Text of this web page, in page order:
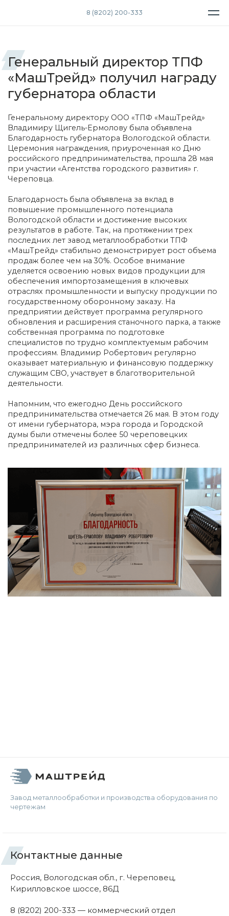
8 (8202) 200-333
Генеральный директор ТПФ
«МашТрейд» получил награду
губернатора области
Генеральному директору ООО «ТПФ «МашТрейд»
Владимиру Щигель-Ермолову была объявлена
Благодарность губернатора Вологодской области.
Церемония награждения, приуроченная ко Дню
российского предпринимательства, прошла 28 мая
при участии «Агентства городского развития» г.
Череповца.
Благодарность была объявлена за вклад в
повышение промышленного потенциала
Вологодской области и достижение высоких
результатов в работе. Так, на протяжении трех
последних лет завод металлообработки ТПФ
«МашТрейд» стабильно демонстрирует рост объема
продаж более чем на 30%. Особое внимание
уделяется освоению новых видов продукции для
обеспечения импортозамещения в ключевых
отраслях промышленности и выпуску продукции по
государственному оборонному заказу. На
предприятии действует программа регулярного
обновления и расширения станочного парка, а также
собственная программа по подготовке
специалистов по трудно комплектуемым рабочим
профессиям. Владимир Робертович регулярно
оказывает материальную и финансовую поддержку
служащим СВО, участвует в благотворительной
деятельности.
Напомним, что ежегодно День российского
предпринимательства отмечается 26 мая. В этом году
от имени губернатора, мэра города и Городской
думы были отмечены более 50 череповецких
предпринимателей из различных сфер бизнеса.
Завод металлообработки и производства оборудования по
чертежам
Контактные данные
Россия, Вологодская обл., г. Череповец,
Кирилловское шоссе, 86Д
8 (8202) 200-333 — коммерческий отдел